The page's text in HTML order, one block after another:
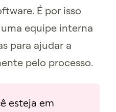
É por isso
equipe interna
para ajudar a
pelo processo.
esteja em